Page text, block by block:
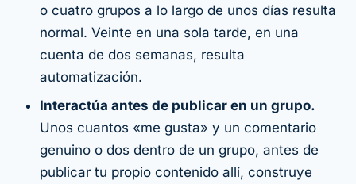
o cuatro grupos a lo largo de unos días resulta
normal. Veinte en una sola tarde, en una
cuenta de dos semanas, resulta
automatización.
Interactúa antes de publicar en un grupo.
Unos cuantos «me gusta» y un comentario
genuino o dos dentro de un grupo, antes de
publicar tu propio contenido allí, construye